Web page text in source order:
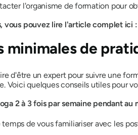
l'organisme de formation pour
vous pouvez lire l'article complet ici :
minimales de
d'être un expert pour suivre une
Voici quelques conseils utiles pour
2 à 3 fois par semaine pendant au
de vous familiariser avec les